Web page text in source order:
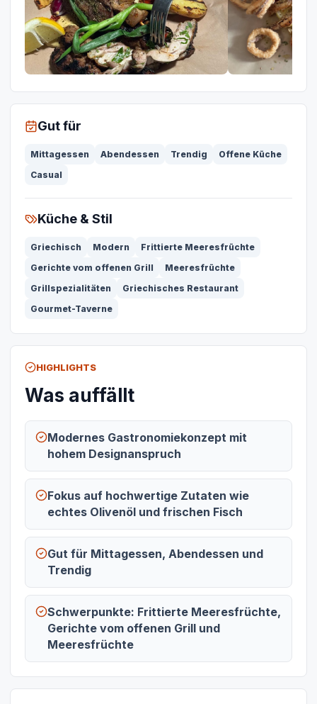
Gut für
Mittagessen Abendessen Trendig
Offene Küche
Casual
Küche & Stil
Griechisch Modern
Frittierte Meeresfrüchte
Gerichte vom offenen Grill
Meeresfrüchte
Grillspezialitäten
Griechisches Restaurant
Gourmet-Taverne
HIGHLIGHTS
Was auffällt
Modernes Gastronomiekonzept mit
hohem Designanspruch
Fokus auf hochwertige Zutaten wie
echtes Olivenöl und frischen Fisch
Gut für Mittagessen, Abendessen und
Trendig
Schwerpunkte: Frittierte Meeresfrüchte,
Gerichte vom offenen Grill und
Meeresfrüchte